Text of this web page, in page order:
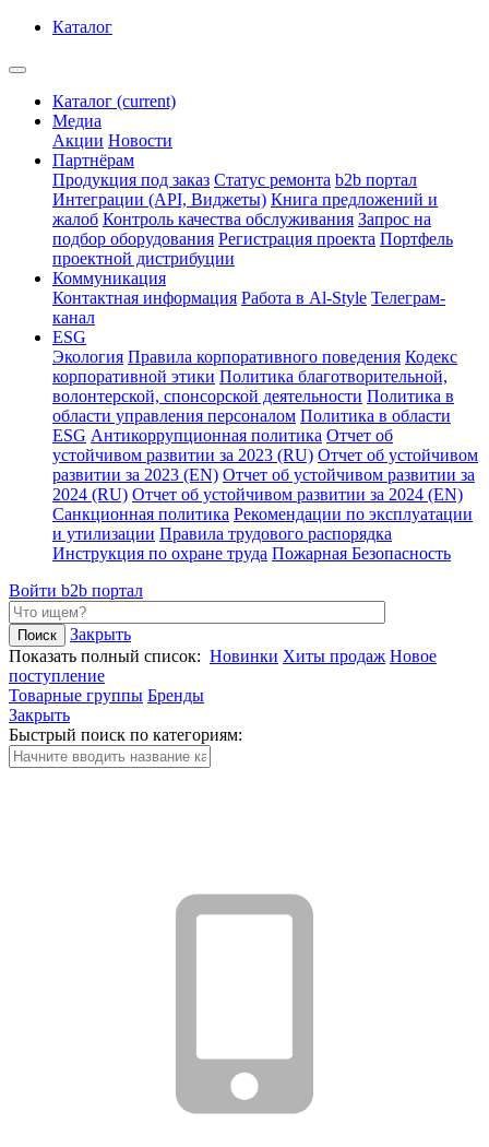
Каталог
Каталог (current)
Медиа
Акции Новости
Партнёрам
Продукция под заказ Статус ремонта b2b портал
Интеграции (API, Виджеты) Книга предложений и
жалоб Контроль качества обслуживания Запрос на
подбор оборудования Регистрация проекта Портфель
проектной дистрибуции
Коммуникация
Контактная информация Работа в Al-Style Телеграм-
канал
ESG
Экология Правила корпоративного поведения Кодекс
корпоративной этики Политика благотворительной,
волонтерской, спонсорской деятельности Политика в
области управления персоналом Политика в области
ESG Антикоррупционная политика Отчет об
устойчивом развитии за 2023 (RU) Отчет об устойчивом
развитии за 2023 (EN) Отчет об устойчивом развитии за
2024 (RU) Отчет об устойчивом развитии за 2024 (EN)
Санкционная политика Рекомендации по эксплуатации
и утилизации Правила трудового распорядка
Инструкция по охране труда Пожарная Безопасность
Войти b2b портал
Закрыть
Показать полный список: Новинки Хиты продаж Новое
поступление
Товарные группы Бренды
Закрыть
Быстрый поиск по категориям: